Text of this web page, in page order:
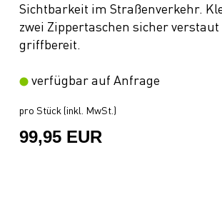
Sichtbarkeit im Straßenverkehr.
zwei Zippertaschen sicher
griffbereit.
verfügbar auf Anfrage
pro Stück (inkl. MwSt.)
99,95 EUR